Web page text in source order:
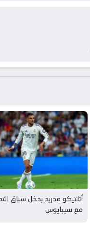
أتلتيكو مدريد يدخل سباق
مع سيبايوس